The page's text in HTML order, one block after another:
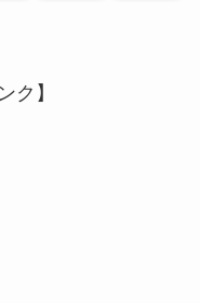
ク】